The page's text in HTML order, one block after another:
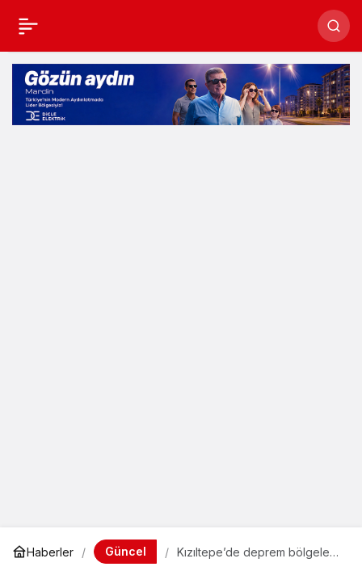
Haberler Güncel
Kızıltepe’de deprem bölgeleri
Kızıltepe’de deprem
bölgeleri için 20 TIR’a
yakın yardım toplandı